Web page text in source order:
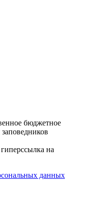
бюджетное
на
данных